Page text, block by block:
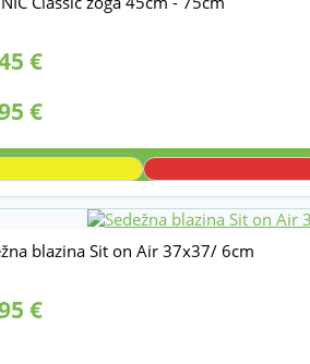
€
€
€
€
IZBERITE
blazina Sit on Air 37x37/ 6cm
€